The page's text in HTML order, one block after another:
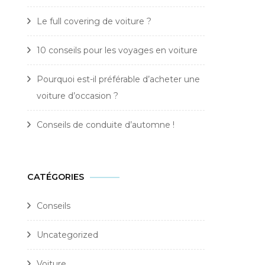
Le full covering de voiture ?
10 conseils pour les voyages en voiture
Pourquoi est-il préférable d’acheter une
voiture d’occasion ?
Conseils de conduite d’automne !
CATÉGORIES
Conseils
Uncategorized